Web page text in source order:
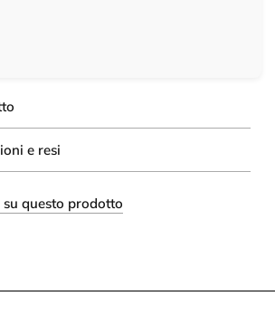
e resi
questo prodotto